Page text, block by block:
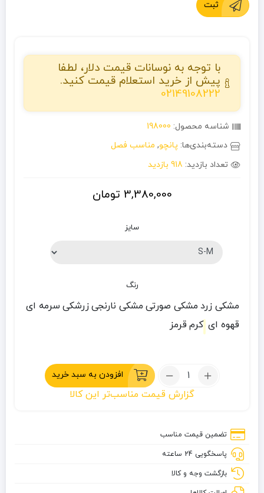
ثبت
با توجه به نوسانات قیمت دلار، لطفا
پیش از خرید استعلام قیمت کنید.
02149108222
شناسه محصول: 198000
دسته‌بندی‌ها: پانچو, مناسب فصل
تعداد بازدید: 918 بازدید
3,380,000 تومان
سایز
رنگ
مشکی زرد مشکی صورتی مشکی نارنجیزرشکی سرمه ای
قهوه ای کرم قرمز
تعداد:
پرو
آب
صخره
افزودن به سبد خرید
گزارش قیمت مناسب‌تر این کالا
تضمین قیمت مناسب
پاسخگویی 24 ساعته
بازگشت وجه و کالا